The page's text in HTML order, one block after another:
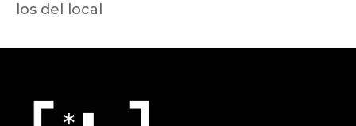
los del local